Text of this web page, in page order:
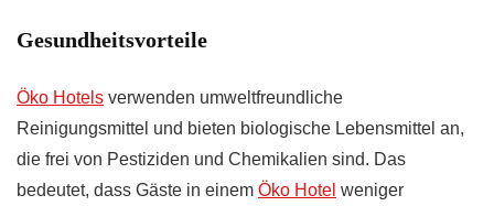
Gesundheitsvorteile
Öko Hotels verwenden umweltfreundliche
Reinigungsmittel und bieten biologische Lebensmittel an,
die frei von Pestiziden und Chemikalien sind. Das
bedeutet, dass Gäste in einem Öko Hotel weniger